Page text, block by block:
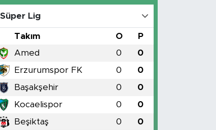
Süper Lig
Takım O P
Amed 0 0
Erzurumspor FK 0 0
Başakşehir 0 0
Kocaelispor 0 0
Beşiktaş 0 0